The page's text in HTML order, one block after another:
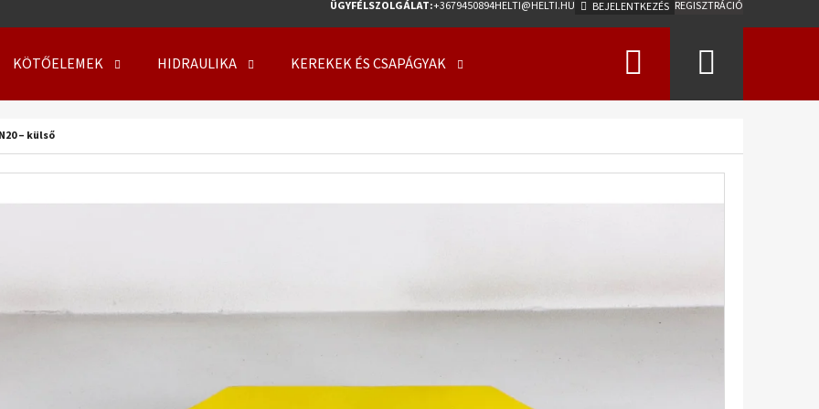
ÜGYFÉLSZOLGÁLAT:+3679450894HELTI@HELTI.HU BEJELENTKEZÉS REGISZTRÁCIÓ
KÖTŐELEMEK HIDRAULIKA KEREKEK ÉS CSAPÁGYAK Keresés
– külső